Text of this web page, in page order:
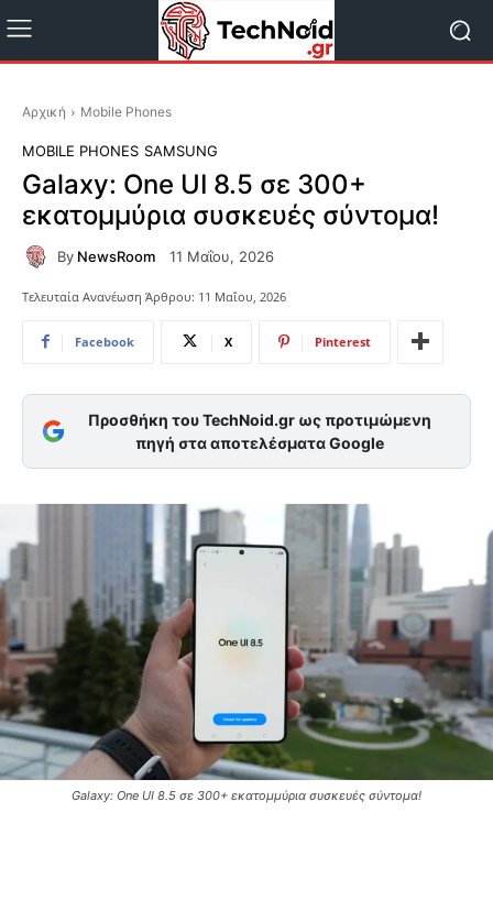
Αρχική Mobile Phones
MOBILE PHONES SAMSUNG
Galaxy: One UI 8.5 σε 300+
εκατομμύρια συσκευές σύντομα!
By NewsRoom 11 Μαΐου, 2026
Τελευταία Ανανέωση Άρθρου: 11 Μαΐου, 2026
Facebook X Pinterest
Προσθήκη του TechNoid.gr ως προτιμώμενη
πηγή στα αποτελέσματα Google
Galaxy: One UI 8.5 σε 300+ εκατομμύρια συσκευές σύντομα!